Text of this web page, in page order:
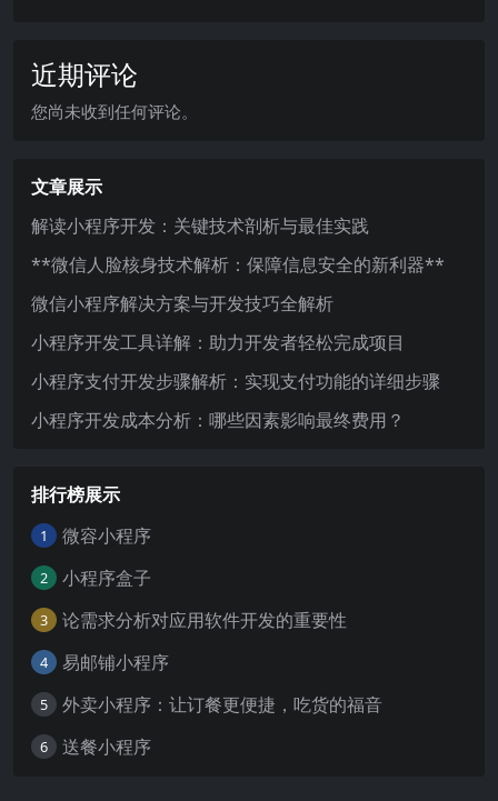
近期评论
您尚未收到任何评论。
文章展示
解读小程序开发：关键技术剖析与最佳实践
**微信人脸核身技术解析：保障信息安全的新利器**
微信小程序解决方案与开发技巧全解析
小程序开发工具详解：助力开发者轻松完成项目
小程序支付开发步骤解析：实现支付功能的详细步骤
小程序开发成本分析：哪些因素影响最终费用？
排行榜展示
1 微容小程序
2 小程序盒子
3 论需求分析对应用软件开发的重要性
4 易邮铺小程序
5 外卖小程序：让订餐更便捷，吃货的福音
6 送餐小程序